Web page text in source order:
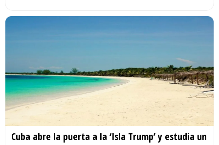
Cuba abre la puerta a la ‘Isla Trump’ y estudia un